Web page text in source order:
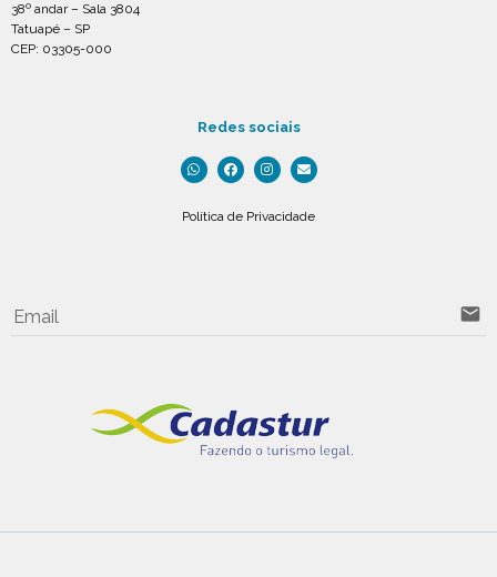
38º andar – Sala 3804
Tatuapé – SP
CEP: 03305-000
Redes sociais
Política de Privacidade
Email email